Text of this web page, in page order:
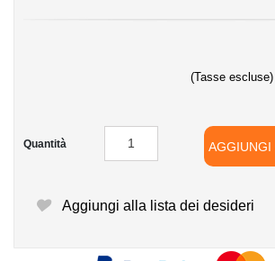
(Tasse escluse)
Quantità AGGIUNGI
Aggiungi alla lista dei desideri